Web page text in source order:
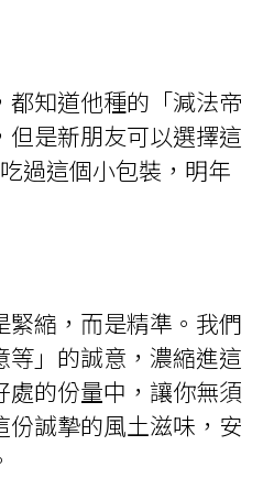
都知道他種的「減法帝
但是新朋友可以選擇這
過這個小包裝，明年
緊縮，而是精準。我們
等」的誠意，濃縮進這
處的份量中，讓你無須
誠摯的風土滋味，安